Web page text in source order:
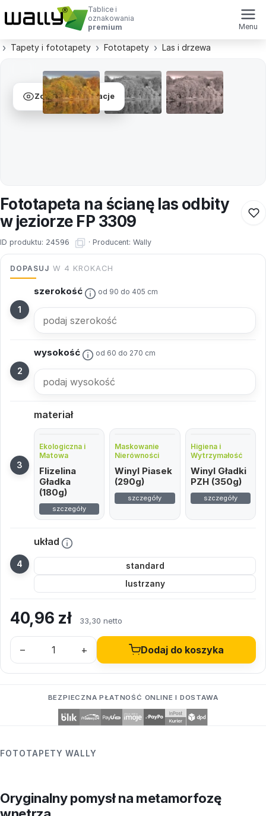
Tablice i
oznakowania
premium
Menu
Tapety i fototapety Fototapety Las i drzewa
Zobacz wizualizacje
Fototapeta na ścianę las odbity
w jeziorze FP 3309
ID produktu: 24596 · Producent: Wally
DOPASUJ W 4 KROKACH
szerokość od 90 do 405 cm
wysokość od 60 do 270 cm
materiał
Ekologiczna i
Matowa
Flizelina
Gładka
(180g)
szczegóły
Maskowanie
Nierówności
Winyl Piasek
(290g)
szczegóły
Higiena i
Wytrzymałość
Winyl Gładki
PZH (350g)
szczegóły
układ
standard
lustrzany
40,96 zł 33,30 netto
– + Dodaj do koszyka
BEZPIECZNA PŁATNOŚĆ ONLINE I DOSTAWA
FOTOTAPETY WALLY
Oryginalny pomysł na metamorfozę